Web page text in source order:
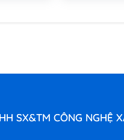
SX&TM CÔNG NGHỆ